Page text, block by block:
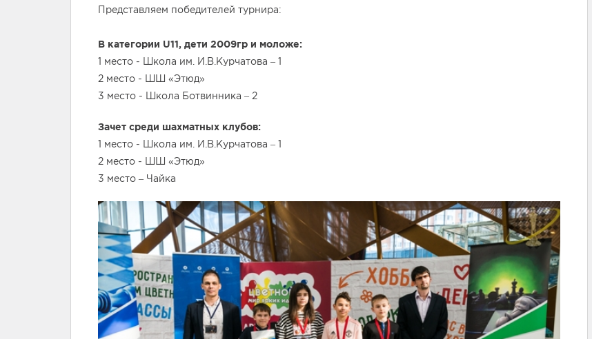
Представляем победителей турнира:
В категории U11, дети 2009гр и моложе:
1 место - Школа им. И.В.Курчатова – 1
2 место - ШШ «Этюд»
3 место - Школа Ботвинника – 2
Зачет среди шахматных клубов:
1 место - Школа им. И.В.Курчатова – 1
2 место - ШШ «Этюд»
3 место – Чайка